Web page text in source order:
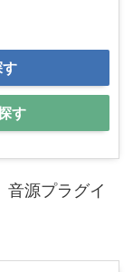
す
音源プラグイ